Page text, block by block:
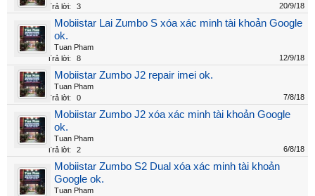
Trả lời:
3 20/9/18
Mobiistar Lai Zumbo S xóa xác minh tài khoản Google
ok.
Tuan Pham
Trả lời:
8 12/9/18
Mobiistar Zumbo J2 repair imei ok.
Tuan Pham
Trả lời:
0 7/8/18
Mobiistar Zumbo J2 xóa xác minh tài khoản Google
ok.
Tuan Pham
Trả lời:
2 6/8/18
Mobiistar Zumbo S2 Dual xóa xác minh tài khoản
Google ok.
Tuan Pham